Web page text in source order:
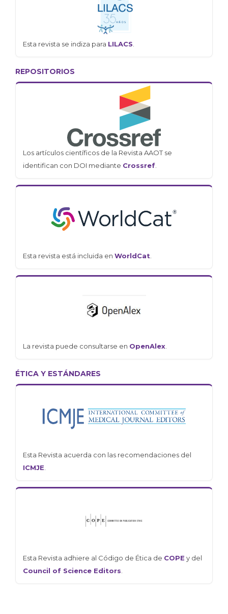
Esta revista se indiza para LILACS.
REPOSITORIOS
Los artículos científicos de la Revista AAOT se
identifican con DOI mediante Crossref.
Esta revista está incluida en WorldCat.
La revista puede consultarse en OpenAlex.
ÉTICA Y ESTÁNDARES
Esta Revista acuerda con las recomendaciones del
ICMJE.
Esta Revista adhiere al Código de Ética de COPE y del
Council of Science Editors.